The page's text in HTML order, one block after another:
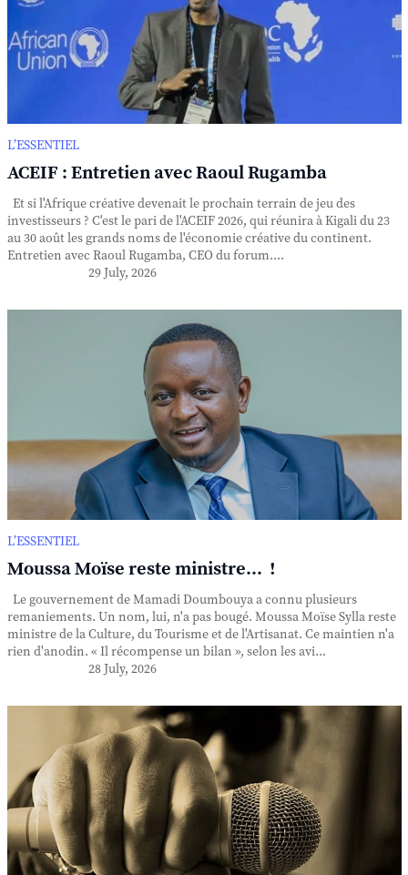
L’ESSENTIEL
ACEIF : Entretien avec Raoul Rugamba
Et si l'Afrique créative devenait le prochain terrain de jeu des
investisseurs ? C'est le pari de l'ACEIF 2026, qui réunira à Kigali du 23
au 30 août les grands noms de l'économie créative du continent.
Entretien avec Raoul Rugamba, CEO du forum....
29 July, 2026
L’ESSENTIEL
Moussa Moïse reste ministre... !
Le gouvernement de Mamadi Doumbouya a connu plusieurs
remaniements. Un nom, lui, n'a pas bougé. Moussa Moïse Sylla reste
ministre de la Culture, du Tourisme et de l'Artisanat. Ce maintien n'a
rien d'anodin. « Il récompense un bilan », selon les avi...
28 July, 2026